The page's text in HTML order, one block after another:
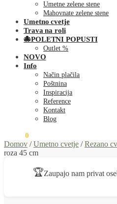
Umetne zelene stene
Mahovnate zelene stene
Umetno cvetje
Trava na roli
🐙POLETNI POPUSTI
Outlet %
NOVO
Info
Način plačila
Poštnina
Inspiracija
Reference
Kontakt
Blog
0
Domov /Umetno cvetje /Rezano
roza 45 cm
🏆Zaupajo nam privat